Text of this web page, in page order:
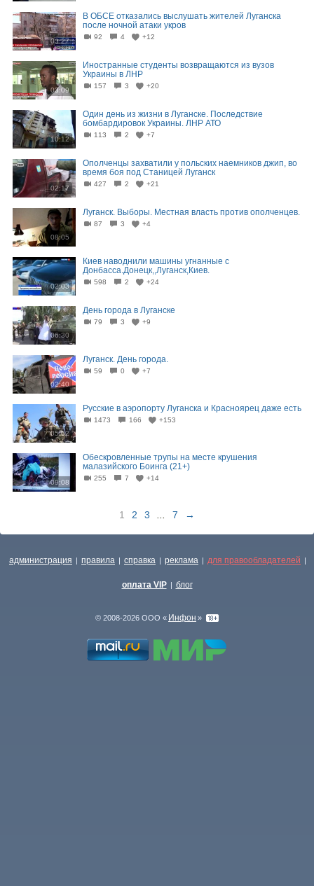
03:27
В ОБСЕ отказались выслушать жителей Луганска
после ночной атаки укров
92 4 +12
03:09
Иностранные студенты возвращаются из вузов
Украины в ЛНР
157 3 +20
10:12
Один день из жизни в Луганске. Последствие
бомбардировок Украины. ЛНР АТО
113 2 +7
02:17
Ополченцы захватили у польских наемников джип, во
время боя под Станицей Луганск
427 2 +21
08:05
Луганск. Выборы. Местная власть против ополченцев.
87 3 +4
02:03
Киев наводнили машины угнанные с
Донбасса.Донецк,,Луганск,Киев.
598 2 +24
06:30
День города в Луганске
79 3 +9
02:40
Луганск. День города.
59 0 +7
05:02
Русские в аэропорту Луганска и Красноярец даже есть
1473 166 +153
09:08
Обескровленные трупы на месте крушения
малазийского Боинга (21+)
255 7 +14
1 2 3 7 →
администрация | правила | справка | реклама | для правообладателей |
оплата VIP | блог
© 2008-2026 ООО « Инфон »